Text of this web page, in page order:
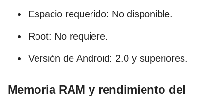
Espacio requerido: No disponible.
Root: No requiere.
Versión de Android: 2.0 y superiores.
Memoria RAM y rendimiento del